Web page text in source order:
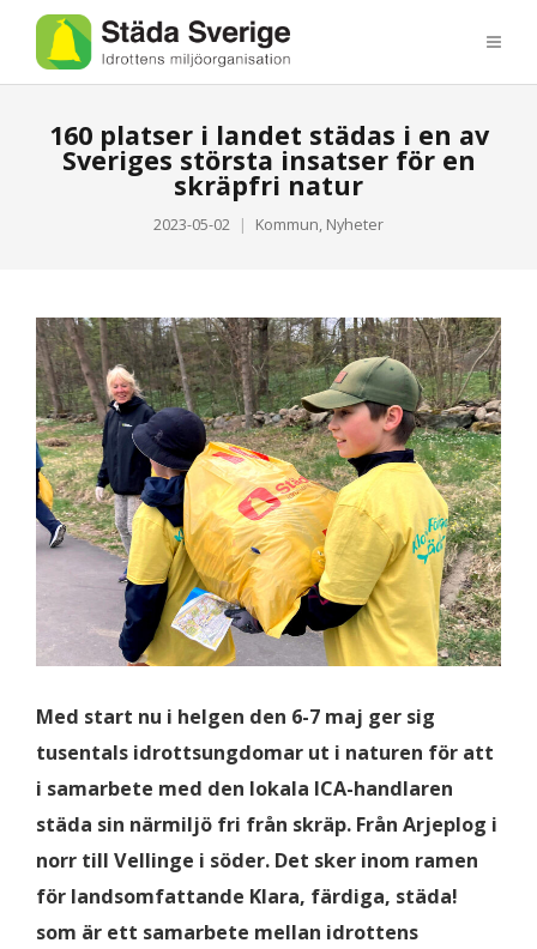
160 platser i landet städas i en av
Sveriges största insatser för en
skräpfri natur
2023-05-02 Kommun, Nyheter
Med start nu i helgen den 6-7 maj ger sig
tusentals idrottsungdomar ut i naturen för att
i samarbete med den lokala ICA-handlaren
städa sin närmiljö fri från skräp. Från Arjeplog i
norr till Vellinge i söder. Det sker inom ramen
för landsomfattande Klara, färdiga, städa!
som är ett samarbete mellan idrottens